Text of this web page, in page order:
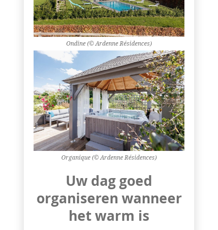
Ondine (© Ardenne Résidences)
Organique (© Ardenne Résidences)
Uw dag goed
organiseren wanneer
het warm is